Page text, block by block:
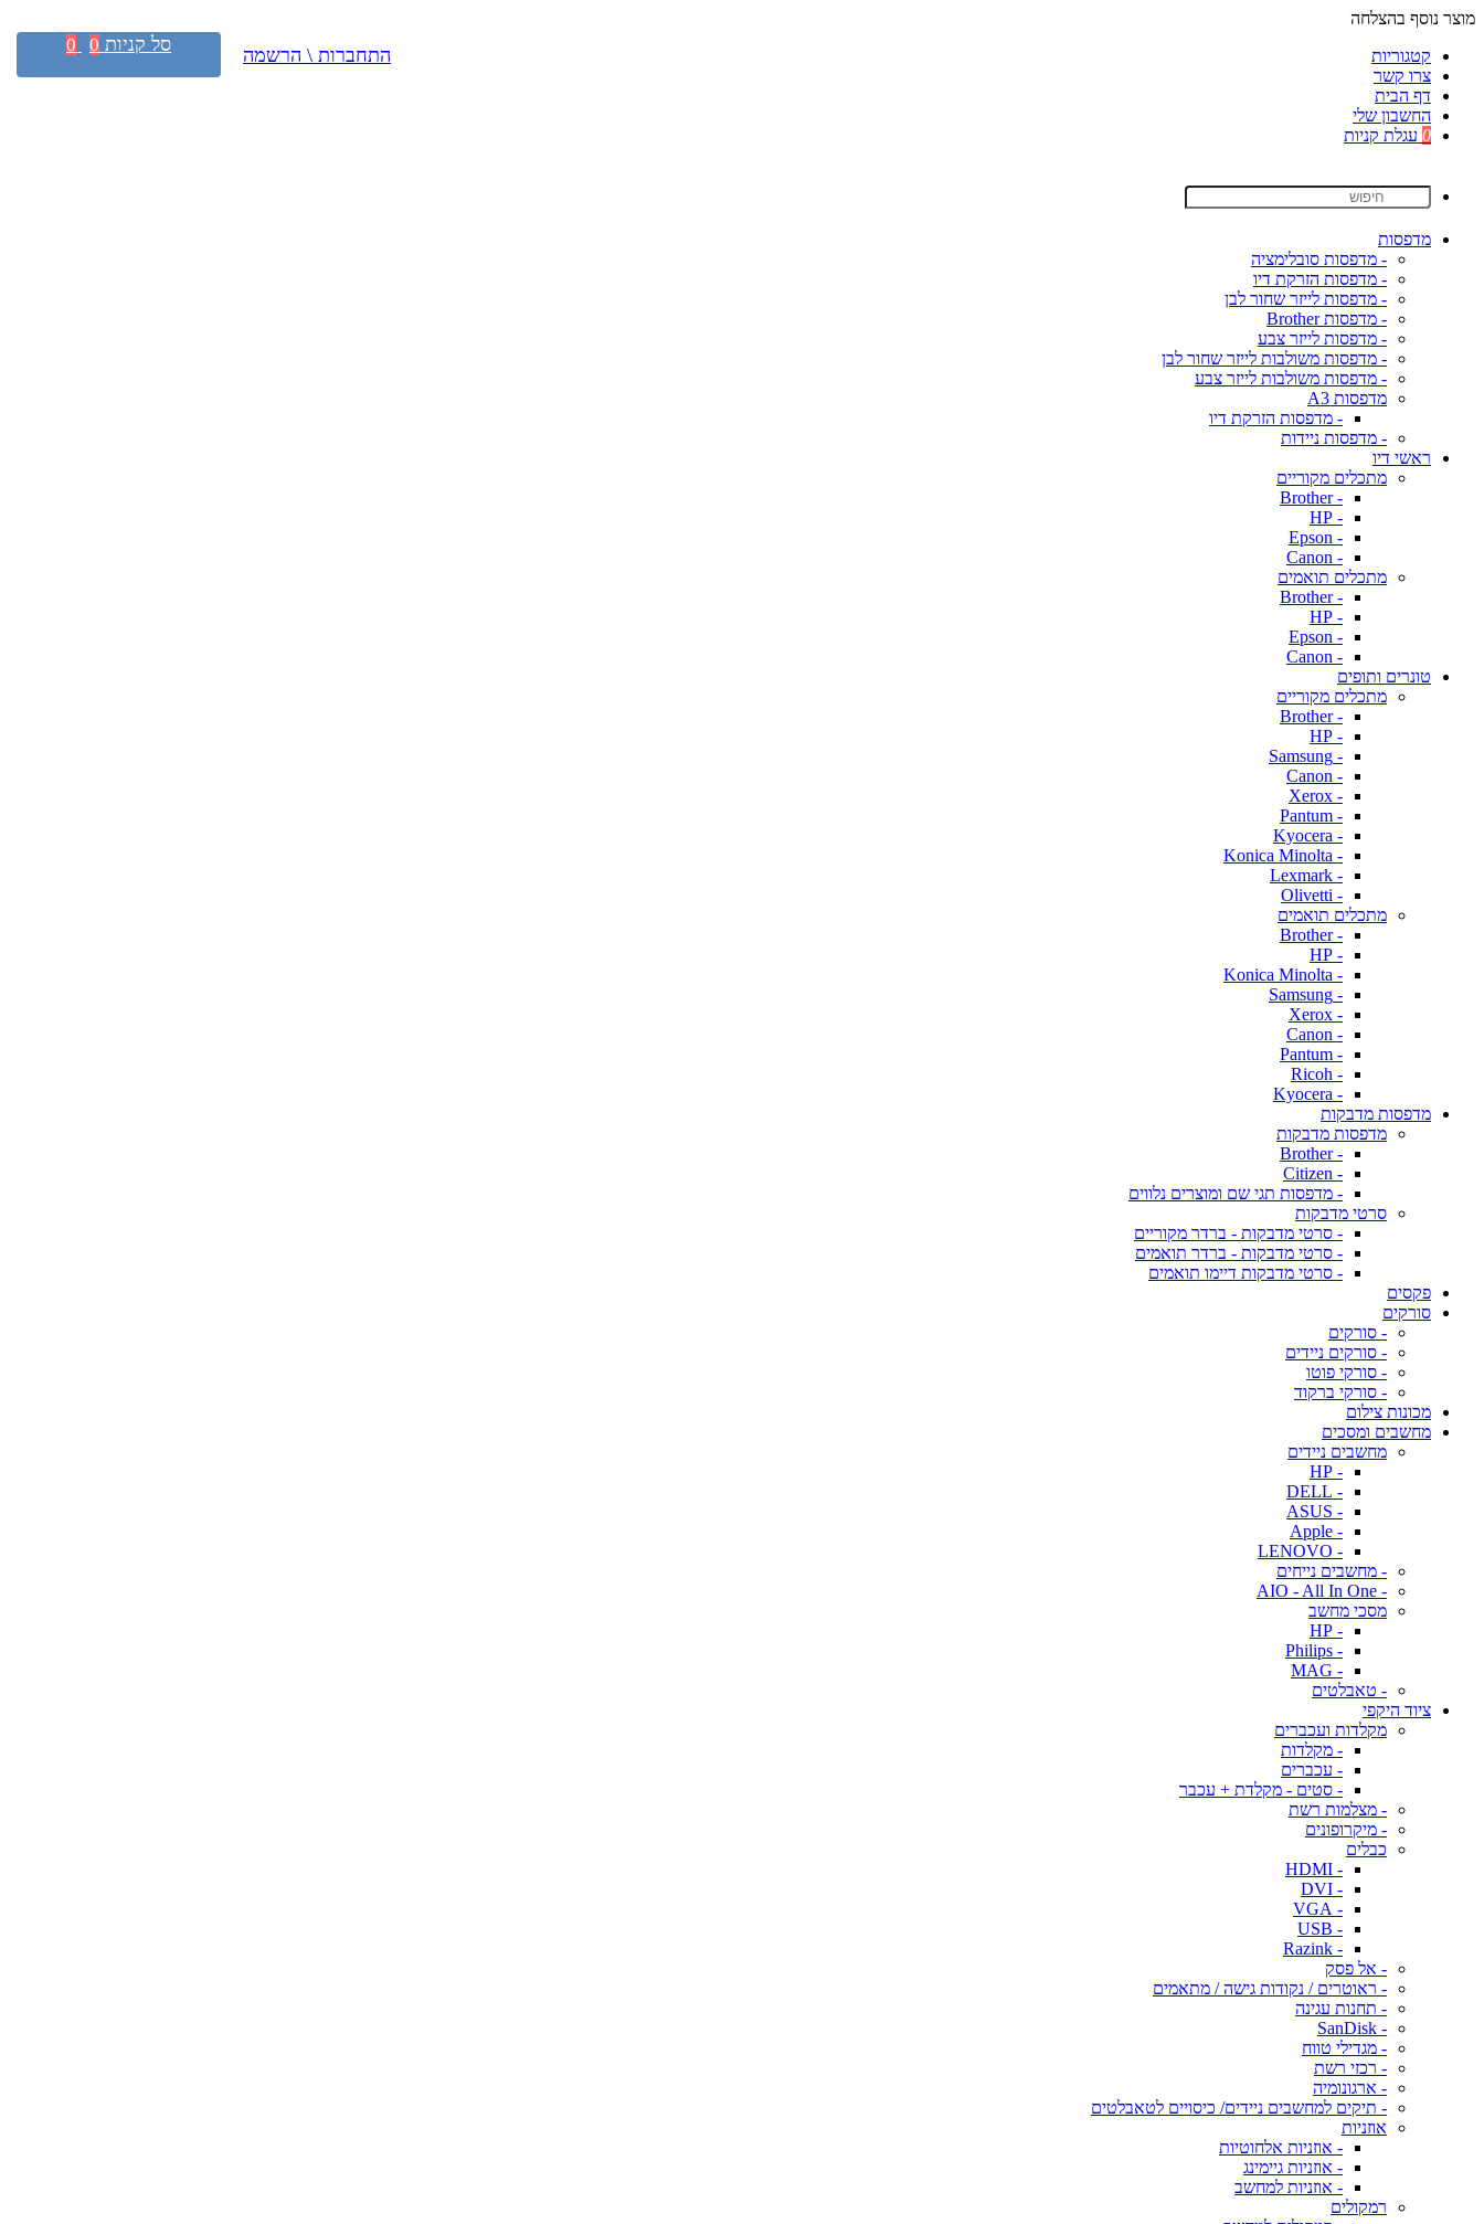
מוצר נוסף בהצלחה
קטגוריות
צרו קשר
דף הבית
החשבון שלי
0 עגלת קניות
מדפסות
- מדפסות סובלימציה
- מדפסות הזרקת דיו
- מדפסות לייזר שחור לבן
- מדפסות Brother
- מדפסות לייזר צבע
- מדפסות משולבות לייזר שחור לבן
- מדפסות משולבות לייזר צבע
מדפסות A3
- מדפסות הזרקת דיו
- מדפסות ניידות
ראשי דיו
מתכלים מקוריים
- Brother
- HP
- Epson
- Canon
מתכלים תואמים
- Brother
- HP
- Epson
- Canon
טונרים ותופים
מתכלים מקוריים
- Brother
- HP
- Samsung
- Canon
- Xerox
- Pantum
- Kyocera
- Konica Minolta
- Lexmark
- Olivetti
מתכלים תואמים
- Brother
- HP
- Konica Minolta
- Samsung
- Xerox
- Canon
- Pantum
- Ricoh
- Kyocera
מדפסות מדבקות
מדפסות מדבקות
- Brother
- Citizen
- מדפסות תגי שם ומוצרים נלווים
סרטי מדבקות
- סרטי מדבקות - ברדר מקוריים
- סרטי מדבקות - ברדר תואמים
- סרטי מדבקות דיימו תואמים
פקסים
סורקים
- סורקים
- סורקים ניידים
- סורקי פוטו
- סורקי ברקוד
מכונות צילום
מחשבים ומסכים
מחשבים ניידים
- HP
- DELL
- ASUS
- Apple
- LENOVO
- מחשבים נייחים
- AIO - All In One
מסכי מחשב
- HP
- Philips
- MAG
- טאבלטים
ציוד היקפי
מקלדות ועכברים
- מקלדות
- עכברים
- סטים - מקלדת + עכבר
- מצלמות רשת
- מיקרופונים
כבלים
- HDMI
- DVI
- VGA
- USB
- Razink
- אל פסק
- ראוטרים / נקודות גישה / מתאמים
- תחנות עגינה
- SanDisk
- מגדילי טווח
- רכזי רשת
- ארגונומיה
- תיקים למחשבים ניידים/ כיסויים לטאבלטים
אוזניות
- אוזניות אלחוטיות
- אוזניות גיימינג
- אוזניות למחשב
רמקולים
התחברות \ הרשמה סל קניות 0
0